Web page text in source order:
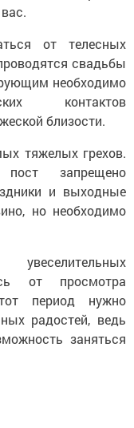
от телесных
свадьбы
необходимо
контактов
близости.
тяжелых грехов.
запрещено
и выходные
но необходимо
от просмотра
период нужно
радостей, ведь
заняться